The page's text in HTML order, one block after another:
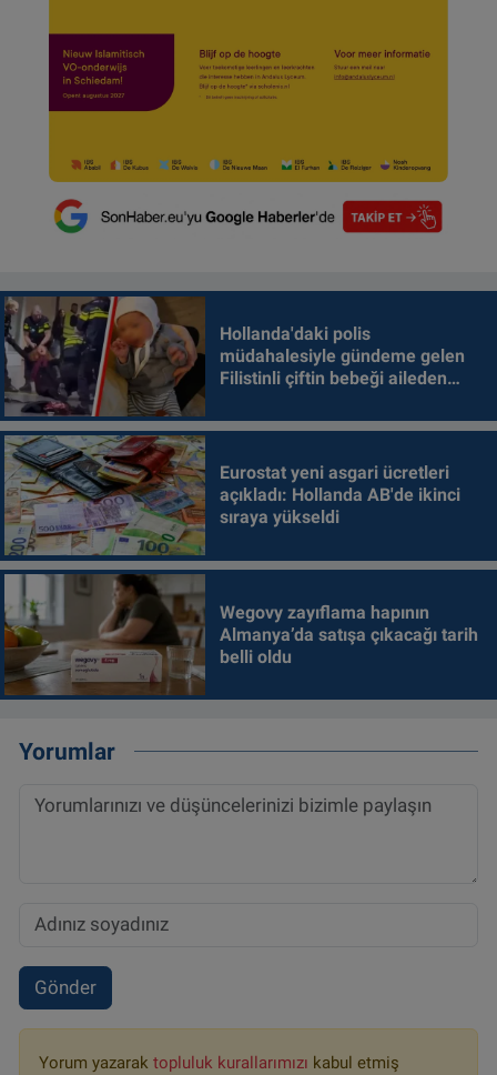
Hollanda'daki polis
müdahalesiyle gündeme gelen
Filistinli çiftin bebeği aileden
Eurostat yeni asgari ücretleri
açıkladı: Hollanda AB'de ikinci
sıraya yükseldi
Wegovy zayıflama hapının
Almanya’da satışa çıkacağı tarih
belli oldu
Yorumlar
Gönder
Yorum yazarak topluluk kurallarımızı kabul etmiş